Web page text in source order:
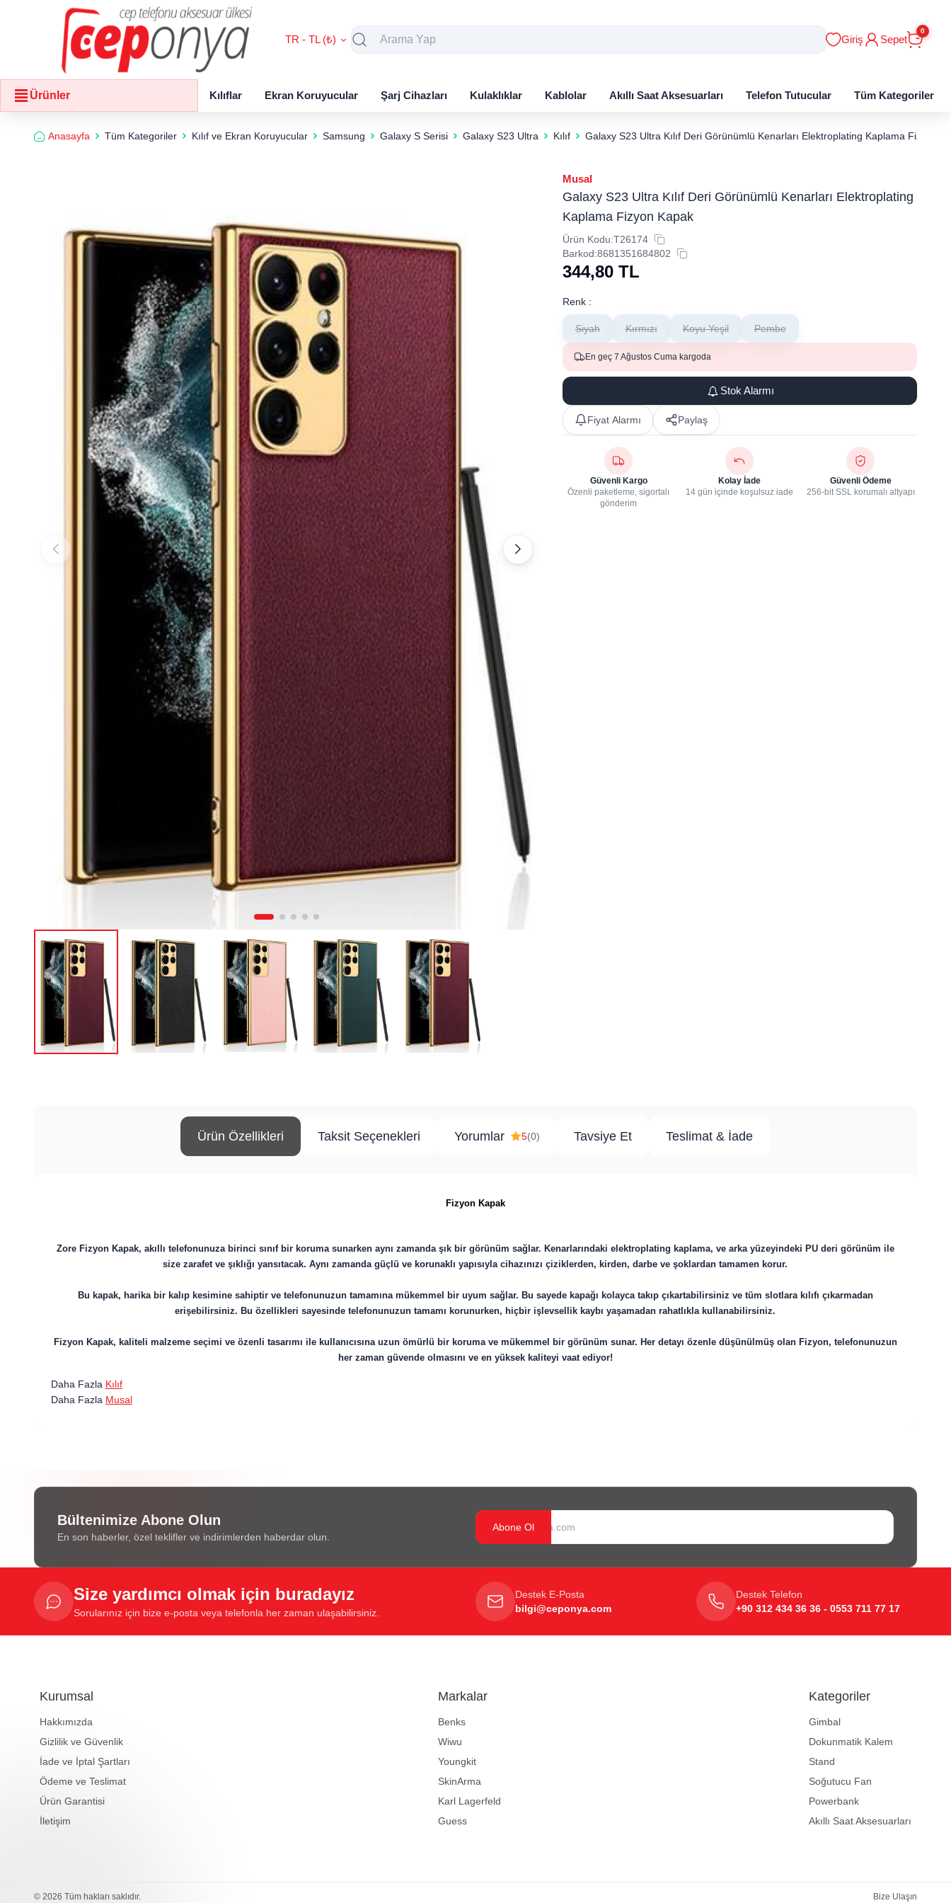
TR - TL (₺) Giriş Sepet
0
Ürünler Kılıflar Ekran Koruyucular Şarj Cihazları Kulaklıklar Kablolar Akıllı Saat Aksesuarları Telefon Tutucular Tüm Kategoriler
Anasayfa Tüm Kategoriler Kılıf ve Ekran Koruyucular Samsung Galaxy S Serisi Galaxy S23 Ultra Kılıf Galaxy S23 Ultra Kılıf Deri Görünümlü Kenarları Elektroplating Kaplama Fizyon
Musal
Galaxy S23 Ultra Kılıf Deri Görünümlü Kenarları Elektroplating
Kaplama Fizyon Kapak
Ürün Kodu:T26174
Barkod:8681351684802
344,80 TL
Renk :
Siyah Kırmızı Koyu Yeşil Pembe
En geç 7 Ağustos Cuma kargoda
Stok Alarmı
Fiyat Alarmı Paylaş
Güvenli Kargo
Özenli paketleme, sigortalı
gönderim
Kolay İade
14 gün içinde koşulsuz iade
Güvenli Ödeme
256-bit SSL korumalı altyapı
Ürün Özellikleri Taksit Seçenekleri Yorumlar 5(0) Tavsiye Et Teslimat & İade
Fizyon Kapak
Zore Fizyon Kapak, akıllı telefonunuza birinci sınıf bir koruma sunarken aynı zamanda şık bir görünüm sağlar. Kenarlarındaki elektroplating kaplama, ve arka yüzeyindeki PU deri görünüm ile
size zarafet ve şıklığı yansıtacak. Aynı zamanda güçlü ve korunaklı yapısıyla cihazınızı çiziklerden, kirden, darbe ve şoklardan tamamen korur.
Bu kapak, harika bir kalıp kesimine sahiptir ve telefonunuzun tamamına mükemmel bir uyum sağlar. Bu sayede kapağı kolayca takıp çıkartabilirsiniz ve tüm slotlara kılıfı çıkarmadan
erişebilirsiniz. Bu özellikleri sayesinde telefonunuzun tamamı korunurken, hiçbir işlevsellik kaybı yaşamadan rahatlıkla kullanabilirsiniz.
Fizyon Kapak, kaliteli malzeme seçimi ve özenli tasarımı ile kullanıcısına uzun ömürlü bir koruma ve mükemmel bir görünüm sunar. Her detayı özenle düşünülmüş olan Fizyon, telefonunuzun
her zaman güvende olmasını ve en yüksek kaliteyi vaat ediyor!
Daha Fazla Kılıf
Daha Fazla Musal
Bültenimize Abone Olun
En son haberler, özel teklifler ve indirimlerden haberdar olun.
Abone Ol
Size yardımcı olmak için buradayız
Sorularınız için bize e-posta veya telefonla her zaman ulaşabilirsiniz.
Destek E-Posta
bilgi@ceponya.com
Destek Telefon
+90 312 434 36 36 - 0553 711 77 17
Kurumsal
Hakkımızda
Gizlilik ve Güvenlik
İade ve İptal Şartları
Ödeme ve Teslimat
Ürün Garantisi
İletişim
Markalar
Benks
Wiwu
Youngkit
SkinArma
Karl Lagerfeld
Guess
Kategoriler
Gimbal
Dokunmatik Kalem
Stand
Soğutucu Fan
Powerbank
Akıllı Saat Aksesuarları
© 2026 Tüm hakları saklıdır. Bize Ulaşın